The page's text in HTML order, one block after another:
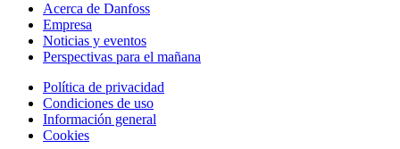
Acerca de Danfoss
Empresa
Noticias y eventos
Perspectivas para el mañana
Política de privacidad
Condiciones de uso
Información general
Cookies